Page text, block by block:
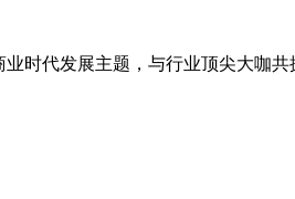
时代发展主题，与行业顶尖大咖